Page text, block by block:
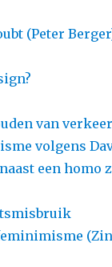
(Peter
van
volgens
een homo